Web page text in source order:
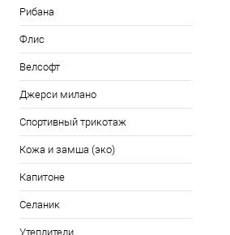
Рибана
Флис
Велсофт
Джерси милано
Спортивный трикотаж
Кожа и замша (эко)
Капитоне
Селаник
Утеплители